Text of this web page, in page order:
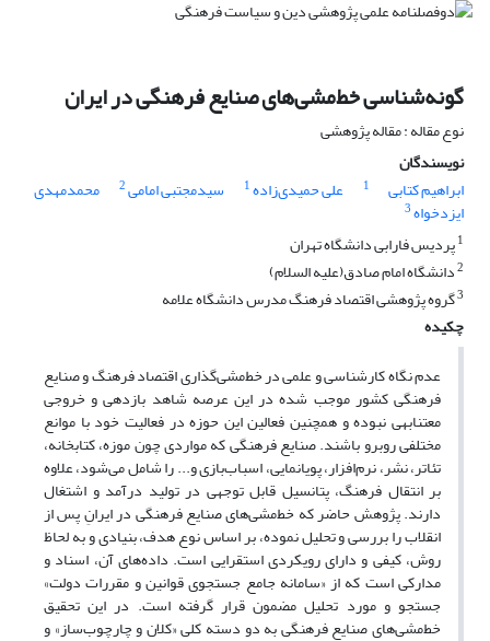
گونه‌شناسی خط‌مشی‌های صنایع فرهنگی در ایران
نوع مقاله : مقاله پژوهشی
نویسندگان
ابراهیم کتابی
1 علی حمیدی‌زاده1 سیدمجتبی امامی2 محمدمهدی
ایزدخواه3
1پردیس فارابی دانشگاه تهران
2دانشگاه امام صادق(علیه السلام)
3گروه پژوهشی اقتصاد فرهنگ مدرس دانشگاه علامه
چکیده
عدم نگاه کارشناسی و علمی در خط‌مشی‌گذاری اقتصاد فرهنگ و صنایع
فرهنگی کشور موجب شده در این عرصه شاهد بازدهی و خروجی
معتنابهی نبوده و همچنین فعالین این حوزه در فعالیت خود با موانع
مختلفی روبرو باشند. صنایع فرهنگی که مواردی چون موزه‌، کتابخانه،
تئاتر، نشر، نرم‌افزار، پویانمایی، اسباب‌بازی و... را شامل می‌شود، علاوه
بر انتقال فرهنگ، پتانسیل قابل توجهی در تولید درآمد و اشتغال
دارند. پژوهش حاضر که خط‌مشی‌های صنایع فرهنگی در ایرانِ پس از
انقلاب را بررسی و تحلیل نموده، بر اساس نوع هدف، بنیادی و به لحاظ
روش، کیفی و دارای رویکردی استقرایی است. داده‌های آن، اسناد و
مدارکی است که از «سامانه جامع جستجوی قوانین و مقررات دولت»
جستجو و مورد تحلیل مضمون قرار گرفته است. در این تحقیق
خط‌مشی‌های صنایع فرهنگی به دو دسته کلی «کلان و چارچوب‌ساز» و